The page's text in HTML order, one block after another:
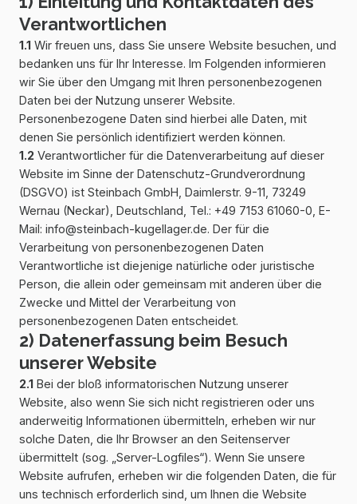
Kontakt
Webshop
Verantwortlichen
1.1 Wir freuen uns, dass Sie unsere Website besuchen, und
bedanken uns für Ihr Interesse. Im Folgenden informieren
wir Sie über den Umgang mit Ihren personenbezogenen
Daten bei der Nutzung unserer Website.
Personenbezogene Daten sind hierbei alle Daten, mit
denen Sie persönlich identifiziert werden können.
1.2 Verantwortlicher für die Datenverarbeitung auf dieser
Website im Sinne der Datenschutz-Grundverordnung
(DSGVO) ist Steinbach GmbH, Daimlerstr. 9-11, 73249
Wernau (Neckar), Deutschland, Tel.: +49 7153 61060-0, E-
Mail: info@steinbach-kugellager.de. Der für die
Verarbeitung von personenbezogenen Daten
Verantwortliche ist diejenige natürliche oder juristische
Person, die allein oder gemeinsam mit anderen über die
Zwecke und Mittel der Verarbeitung von
personenbezogenen Daten entscheidet.
2) Datenerfassung beim Besuch
unserer Website
2.1 Bei der bloß informatorischen Nutzung unserer
Website, also wenn Sie sich nicht registrieren oder uns
anderweitig Informationen übermitteln, erheben wir nur
solche Daten, die Ihr Browser an den Seitenserver
übermittelt (sog. „Server-Logfiles“). Wenn Sie unsere
Website aufrufen, erheben wir die folgenden Daten, die für
uns technisch erforderlich sind, um Ihnen die Website